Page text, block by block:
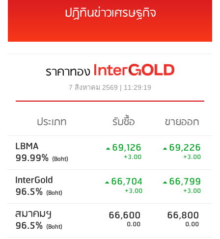
ปฏิทินข่าวเศรษฐกิจ
ราคาทอง
7 สิงหาคม 2569 | 11:29:19
ประเภท รับซื้อ
ขายออก
LBMA
99.99% (Baht)
69,126
+3.00
69,226
+3.00
InterGold
96.5% (Baht)
66,704
+3.00
66,799
+3.00
สมาคมฯ
96.5% (Baht)
66,600
0.00
66,800
0.00